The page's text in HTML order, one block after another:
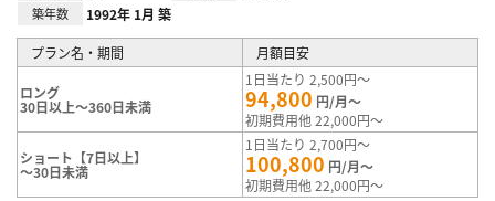
築年数 1992年 1月 築
プラン名・期間 月額目安
ロング
30日以上～360日未満
1日当たり 2,500円～
94,800 円/月～
初期費用他 22,000円～
ショート【7日以上】
～30日未満
1日当たり 2,700円～
100,800 円/月～
初期費用他 22,000円～